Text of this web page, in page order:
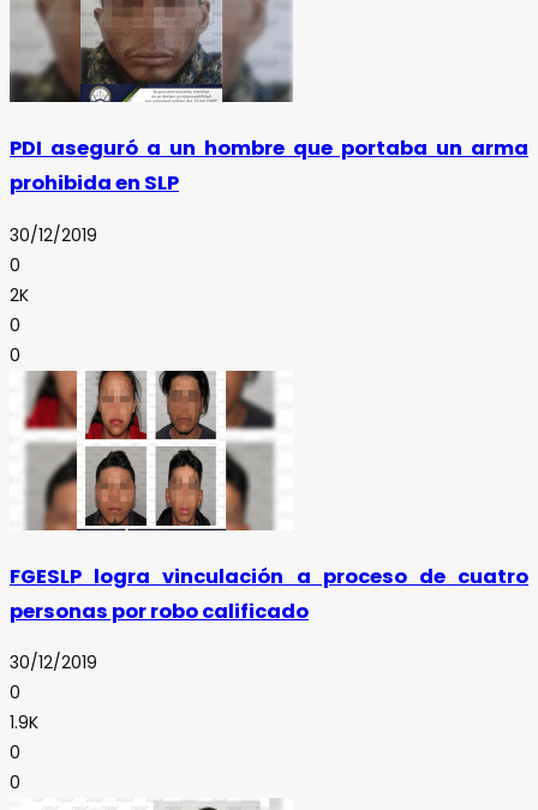
PDI aseguró a un hombre que portaba un arma
prohibida en SLP
30/12/2019
0
2K
0
0
FGESLP logra vinculación a proceso de cuatro
personas por robo calificado
30/12/2019
0
1.9K
0
0